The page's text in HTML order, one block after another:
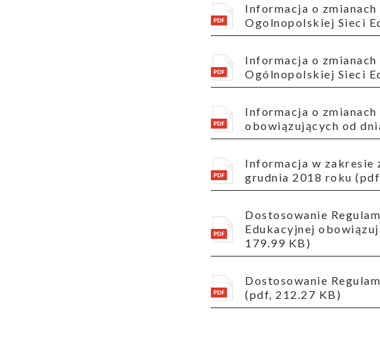
Raporty
Ogłoszenia
Informacja o zmianach w Regulaminie swiadczenia publicznie dostepnych uslug telekomunikacyjnych w
Ogolnopolskiej Sieci
Informacja o zmianach w Regulaminie świadczenia publicznie dostępnych usług telekomunikacyjnych w
Ogólnopolskiej Sieci
Informacja o zmianach w Regulaminie świadczenia publicznie dostępnych usług telekomunikacyjnych
obowiązujących od
Informacja w zakresie zmian wprowadzanych do Cenników Usług Telekomunikacyjnych obowiązujących od 12
grudnia 2018 roku
Dostosowanie Regulaminu świadczenia publicznie dostępnych usług telekomunikacyjnych w Ogólnopolskiej Sieci
Edukacyjnej
179.99 KB)
Dostosowanie Regulaminu Usług Telekomunikacyjnych NASK do nowelizacji ustawy Prawo Telekomunikacyjne
(pdf, 212.27 KB)